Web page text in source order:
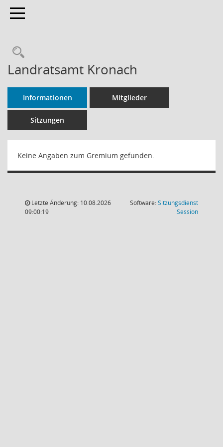
Toggle navigation
Rechercheauswahl
Landratsamt Kronach
Informationen Mitglieder
Sitzungen
Keine Angaben zum Gremium gefunden.
Letzte Änderung: 10.08.2026
09:00:19
Software:Sitzungsdienst
Session(Wird in